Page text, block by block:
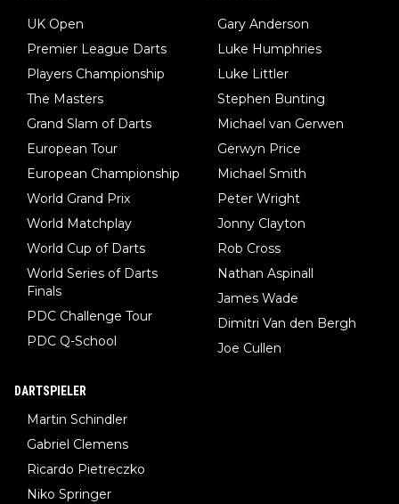
UK Open
Premier League Darts
Players Championship
The Masters
Grand Slam of Darts
European Tour
European Championship
World Grand Prix
World Matchplay
World Cup of Darts
World Series of Darts
Finals
PDC Challenge Tour
PDC Q-School
Gary Anderson
Luke Humphries
Luke Littler
Stephen Bunting
Michael van Gerwen
Gerwyn Price
Michael Smith
Peter Wright
Jonny Clayton
Rob Cross
Nathan Aspinall
James Wade
Dimitri Van den Bergh
Joe Cullen
DARTSPIELER
Martin Schindler
Gabriel Clemens
Ricardo Pietreczko
Niko Springer